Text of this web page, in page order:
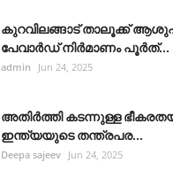
കുറവിലങ്ങാട് താലൂക്ക്
പേവാർഡ് നിർമാണം പൂർത്...
admin Jun 24, 2025
അതിർത്തി കടന്നുള്ള
ഇന്ത്യയുടെ തന്ത്രപര...
Deepa sajeev Jun 24, 2025